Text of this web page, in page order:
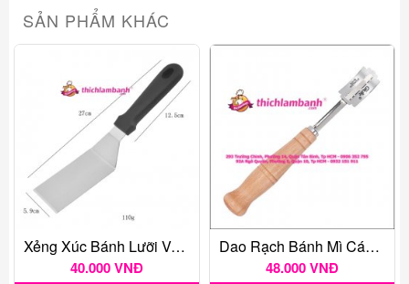
SẢN PHẨM KHÁC
Xẻng Xúc Bánh Lưỡi Vuông Nhỏ
40.000 VNĐ
Dao Rạch Bánh Mì Cán Gỗ
48.000 VNĐ